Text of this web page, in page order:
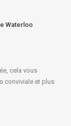
Waterloo
cela vous
conviviale et plus